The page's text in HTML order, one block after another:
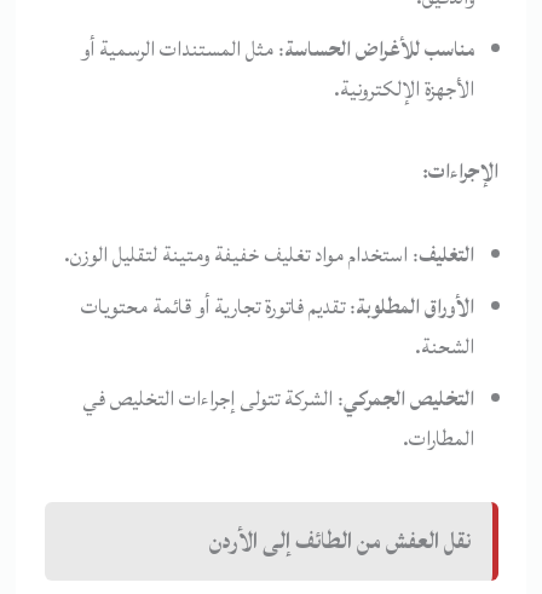
مناسب للأغراض الحساسة: مثل المستندات الرسمية أو
الأجهزة الإلكترونية.
الإجراءات:
التغليف: استخدام مواد تغليف خفيفة ومتينة لتقليل الوزن.
الأوراق المطلوبة: تقديم فاتورة تجارية أو قائمة محتويات
الشحنة.
التخليص الجمركي: الشركة تتولى إجراءات التخليص في
المطارات.
نقل العفش من الطائف إلى الأردن